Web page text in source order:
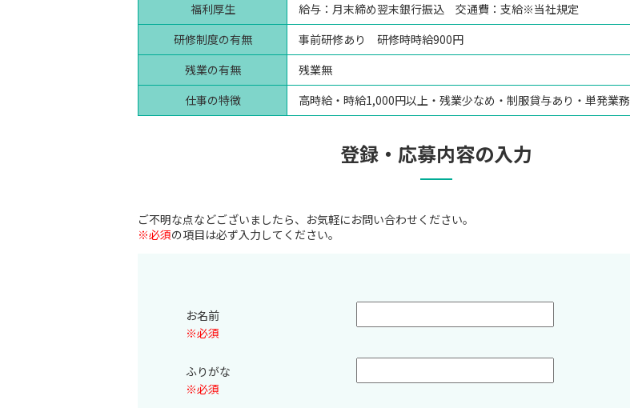
福利厚生
給与：月末締め翌末銀行振込 交通費：支給※当社規定
研修制度の有無
事前研修あり 研修時時給900円
残業の有無
残業無
仕事の特徴
高時給・時給1,000円以上・残業少なめ・制服貸与あり・単発業務
登録・応募内容の入力
ご不明な点などございましたら、お気軽にお問い合わせください。
※必須の項目は必ず入力してください。
お名前
※必須
ふりがな
※必須